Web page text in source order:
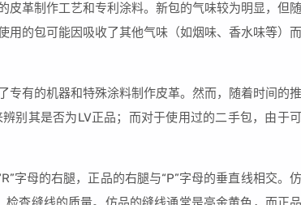
皮革制作工艺和专利涂料。新包的气味较为明显，但随
用的包可能因吸收了其他气味（如烟味、香水味等）而
专有的机器和特殊涂料制作皮革。然而，随着时间的推
别其是否为LV正品；而对于使用过的二手包，由于可
字母的右腿，正品的右腿与“P”字母的垂直线相交。仿